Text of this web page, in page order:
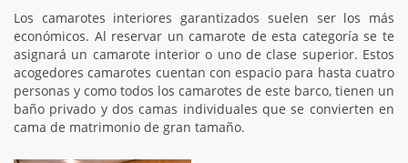
Los camarotes interiores garantizados suelen ser los más
económicos. Al reservar un camarote de esta categoría se te
asignará un camarote interior o uno de clase superior. Estos
acogedores camarotes cuentan con espacio para hasta cuatro
personas y como todos los camarotes de este barco, tienen un
baño privado y dos camas individuales que se convierten en
cama de matrimonio de gran tamaño.